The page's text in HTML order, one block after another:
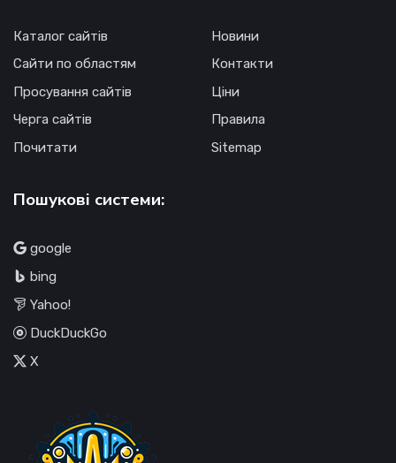
Каталог сайтів
Сайти по областям
Просування сайтів
Черга сайтів
Почитати
Новини
Контакти
Ціни
Правила
Sitemap
Пошукові системи:
google
bing
Yahoo!
DuckDuckGo
X